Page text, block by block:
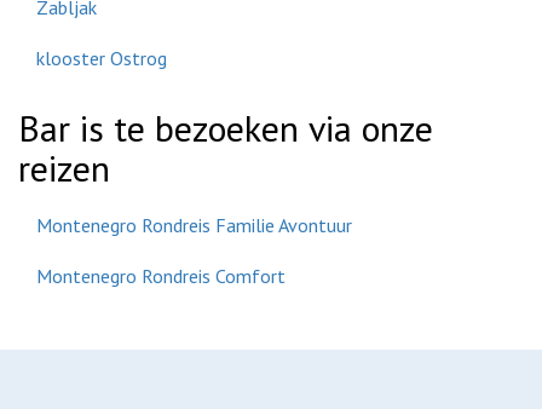
Zabljak
klooster Ostrog
Bar is te bezoeken via onze
reizen
Montenegro Rondreis Familie Avontuur
Montenegro Rondreis Comfort